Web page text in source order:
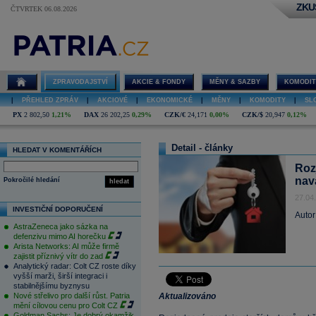
ČTVRTEK 06.08.2026
ZPRAVODAJSTVÍ AKCIE & FONDY MĚNY & SAZBY
PŘEHLED ZPRÁV AKCIOVÉ EKONOMICKÉ MĚNY KOMODITY
PX 2 802,50 1,21% DAX 26 202,25 0,29% CZK/€ 24,171 0,00% CZK/$ 20,947 0,12%
HLEDAT V KOMENTÁŘÍCH
hledat
Pokročilé hledání
INVESTIČNÍ DOPORUČENÍ
AstraZeneca jako sázka na
defenzivu mimo AI horečku
Arista Networks: AI může firmě
zajistit příznivý vítr do zad
Analytický radar: Colt CZ roste díky
vyšší marži, širší integraci i
stabilnějšímu byznysu
Nové střelivo pro další růst. Patria
mění cílovou cenu pro Colt CZ
Detail - články
Aktualizováno